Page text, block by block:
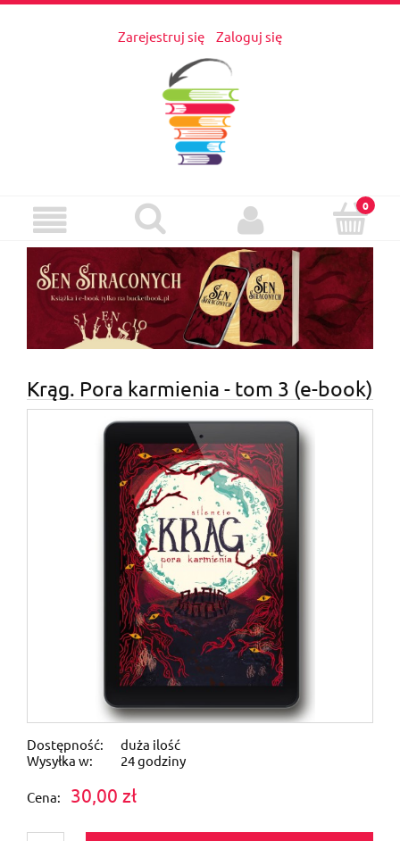
Zarejestruj się Zaloguj się
Krąg. Pora karmienia - tom 3 (e-book)
Dostępność:
duża ilość
Wysyłka w:
24 godziny
Cena: 30,00 zł